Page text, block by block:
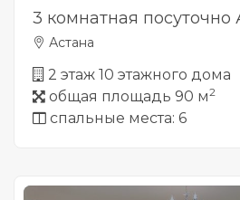
3 комнатная
Астана
2 этаж 10 этажного дома
общая площадь 90 м2
спальные места: 6